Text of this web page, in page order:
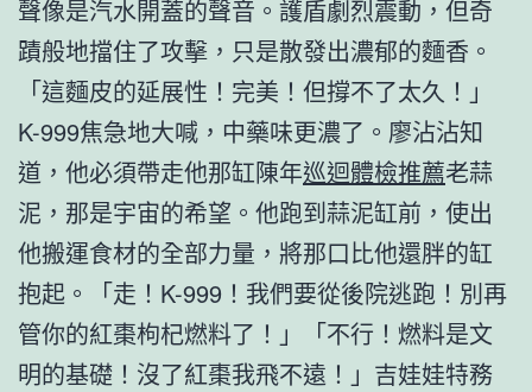
聲像是汽水開蓋的聲音。護盾劇烈震動，但奇
蹟般地擋住了攻擊，只是散發出濃郁的麵香。
「這麵皮的延展性！完美！但撐不了太久！」
K-999焦急地大喊，中藥味更濃了。廖沾沾知
道，他必須帶走他那缸陳年巡迴體檢推薦老蒜
泥，那是宇宙的希望。他跑到蒜泥缸前，使出
他搬運食材的全部力量，將那口比他還胖的缸
抱起。「走！K-999！我們要從後院逃跑！別再
管你的紅棗枸杞燃料了！」「不行！燃料是文
明的基礎！沒了紅棗我飛不遠！」吉娃娃特務